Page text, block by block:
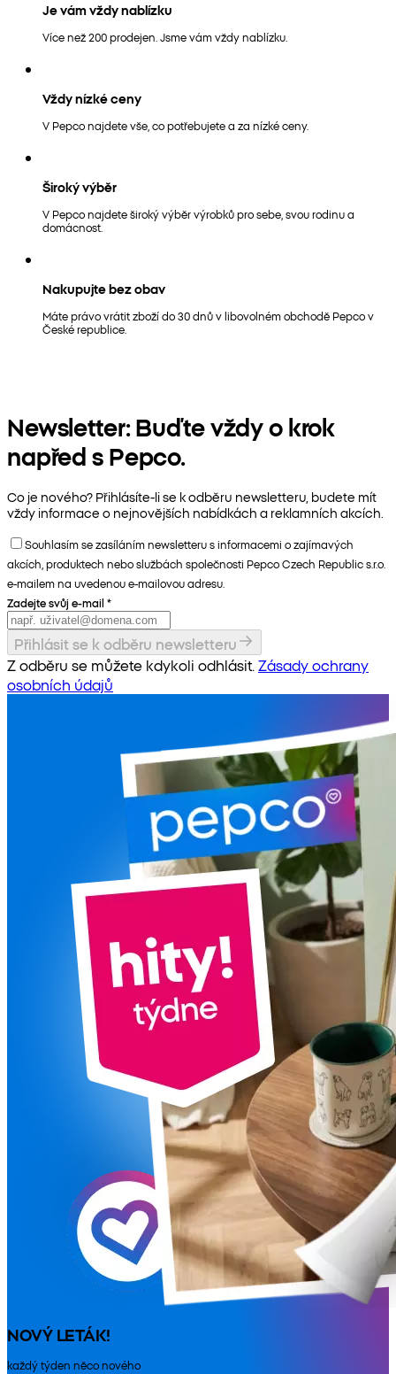
Je vám vždy nablízku
Více než 200 prodejen. Jsme vám vždy nablízku.
Vždy nízké ceny
V Pepco najdete vše, co potřebujete a za nízké ceny.
Široký výběr
V Pepco najdete široký výběr výrobků pro sebe, svou rodinu a
domácnost.
Nakupujte bez obav
Máte právo vrátit zboží do 30 dnů v libovolném obchodě Pepco v
České republice.
Newsletter: Buďte vždy o krok
napřed s Pepco.
Co je nového? Přihlásíte-li se k odběru newsletteru, budete mít
vždy informace o nejnovějších nabídkách a reklamních akcích.
Souhlasím se zasíláním newsletteru s informacemi o zajímavých
akcích, produktech nebo službách společnosti Pepco Czech Republic s.r.o.
e-mailem na uvedenou e-mailovou adresu.
Zadejte svůj e-mail *
Přihlásit se k odběru newsletteru
Z odběru se můžete kdykoli odhlásit. Zásady ochrany
osobních údajů
NOVÝ LETÁK!
každý týden něco nového